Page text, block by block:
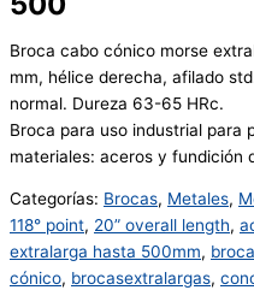
Broca cabo cónico morse
mm, hélice derecha, afilado
normal. Dureza 63-65 HRc.
Broca para uso industrial para
materiales: aceros y fundición
Categorías: Brocas, Metales,
118° point, 20” overall length,
extralarga hasta 500mm,
cónico, brocasextralargas,